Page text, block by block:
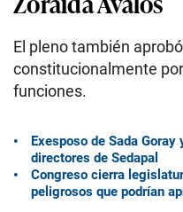
El pleno también
constitucionalmente
funciones.
Exesposo de Sada
directores de Sedapal
Congreso cierra
peligrosos que podrían